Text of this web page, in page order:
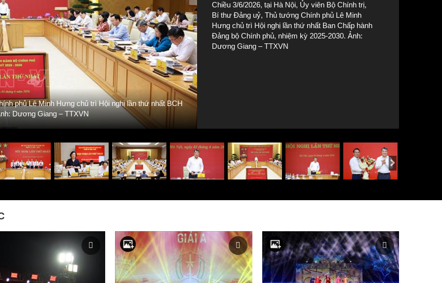
phủ Lê Minh Hưng chủ trì Hội nghị lần thứ nhất BCH
Dương Giang – TTXVN
Chiều 3/6/2026, tại Hà Nội, Ủy viên Bộ Chính trị,
Bí thư Đảng uỷ, Thủ tướng Chính phủ Lê Minh
Hưng chủ trì Hội nghị lần thứ nhất Ban Chấp hành
Đảng bộ Chính phủ, nhiệm kỳ 2025-2030. Ảnh:
Dương Giang – TTXVN